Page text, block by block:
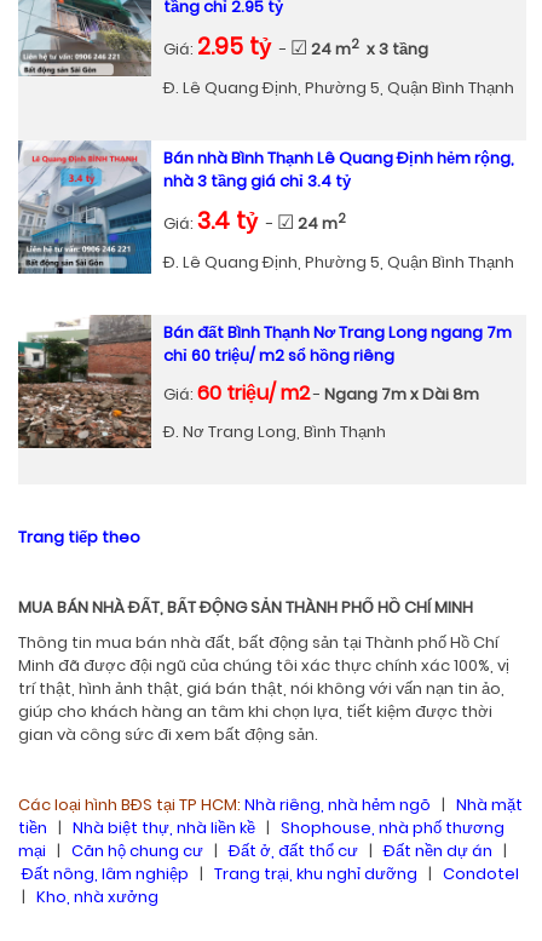
tầng chỉ 2.95 tỷ
Giá: 2.95 tỷ - ☑ 24 m2 x 3 tầng
Đ. Lê Quang Định, Phường 5, Quận Bình Thạnh
Bán nhà Bình Thạnh Lê Quang Định hẻm rộng,
nhà 3 tầng giá chỉ 3.4 tỷ
Giá: 3.4 tỷ - ☑ 24 m2
Đ. Lê Quang Định, Phường 5, Quận Bình Thạnh
Bán đất Bình Thạnh Nơ Trang Long ngang 7m
chỉ 60 triệu/ m2 sổ hồng riêng
Giá: 60 triệu/ m2- Ngang 7m x Dài 8m
Đ. Nơ Trang Long, Bình Thạnh
Trang tiếp theo
MUA BÁN NHÀ ĐẤT, BẤT ĐỘNG SẢN THÀNH PHỐ HỒ CHÍ MINH
Thông tin mua bán nhà đất, bất động sản tại Thành phố Hồ Chí
Minh đã được đội ngũ của chúng tôi xác thực chính xác 100%, vị
trí thật, hình ảnh thật, giá bán thật, nói không với vấn nạn tin ảo,
giúp cho khách hàng an tâm khi chọn lựa, tiết kiệm được thời
gian và công sức đi xem bất động sản.
Các loại hình BĐS tại TP HCM: Nhà riêng, nhà hẻm ngõ | Nhà mặt
tiền | Nhà biệt thự, nhà liền kề | Shophouse, nhà phố thương
mại | Căn hộ chung cư |Đất ở, đất thổ cư |Đất nền dự án |
Đất nông, lâm nghiệp | Trang trại, khu nghỉ dưỡng | Condotel
| Kho, nhà xưởng